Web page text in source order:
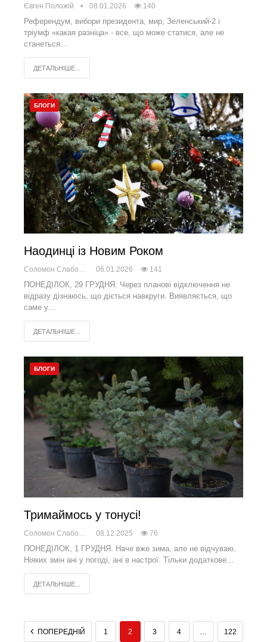
Євген Положій 08.01.2026 140
Референдум, вибори президента, мир, Зеленський-2 і
тріумф «какая разніца» - все, що може статися, але не
станеться…
ДЕТАЛЬНІШЕ...
БЛОГИ
Наодинці із Новим Роком
Соломон Слабоженський 06.01.2026 141
ПОНЕДІЛОК, 29 ГРУДНЯ. Через планові відключення не
відразу дізнаюсь, що діється навкруги. Виявляється, що
саме у…
ДЕТАЛЬНІШЕ...
БЛОГИ
Тримаймось у тонусі!
Соломон Слабоженський 08.12.2025 76
ПОНЕДІЛОК, 1 ГРУДНЯ. Наче вже зима, але не відчуваю.
Ніяких змін ані у погоді, ані в настрої. Тільки додаткове…
ДЕТАЛЬНІШЕ...
ПОПЕРЕДНІЙ 1 2 3 4 … 122